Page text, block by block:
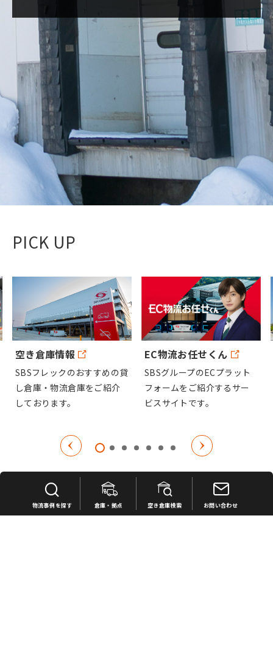
全国約50店舗のネットスーパー商品を個配
物流事例を探す
SBSフレックのソリューションを活用したお客様の導入
事例を紹介いたします。
PICK UP
空き倉庫情報
SBSフレックのおすすめの貸
し倉庫・物流倉庫をご紹介
しております。
EC物流お任せくん
SBSグループのECプラット
フォームをご紹介するサー
ビスサイトです。
物流事例を探す 倉庫・拠点 空き倉庫検索 お問い合わせ